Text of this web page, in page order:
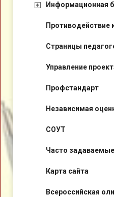
Информационная
Противодействие
Страницы
Управление
Профстандарт
Независимая
СОУТ
Часто
Карта сайта
Всероссийская